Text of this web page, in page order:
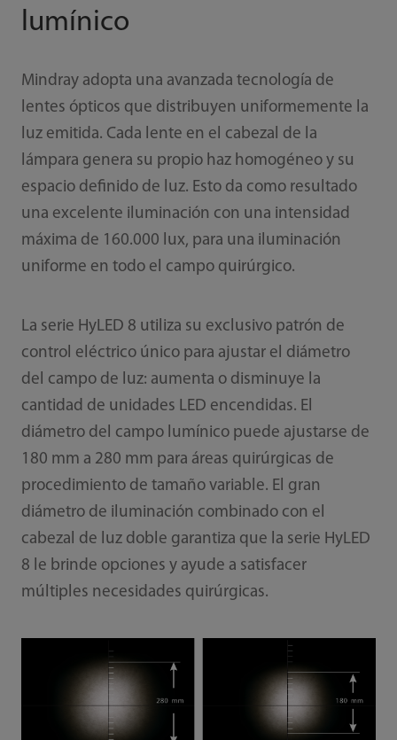
lumínico
Mindray adopta una avanzada tecnología de
lentes ópticos que distribuyen uniformemente la
luz emitida. Cada lente en el cabezal de la
lámpara genera su propio haz homogéneo y su
espacio definido de luz. Esto da como resultado
una excelente iluminación con una intensidad
máxima de 160.000 lux, para una iluminación
uniforme en todo el campo quirúrgico.
La serie HyLED 8 utiliza su exclusivo patrón de
control eléctrico único para ajustar el diámetro
del campo de luz: aumenta o disminuye la
cantidad de unidades LED encendidas. El
diámetro del campo lumínico puede ajustarse de
180 mm a 280 mm para áreas quirúrgicas de
procedimiento de tamaño variable. El gran
diámetro de iluminación combinado con el
cabezal de luz doble garantiza que la serie HyLED
8 le brinde opciones y ayude a satisfacer
múltiples necesidades quirúrgicas.